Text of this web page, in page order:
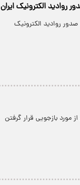
روادید الکترونیک ایران
روادید الکترونیک
مورد بازجویی قرار گرفتن